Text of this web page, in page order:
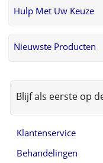
Hulp Met Uw Keuze
Nieuwste Producten
Blijf als eerste op
Klantenservice
Behandelingen